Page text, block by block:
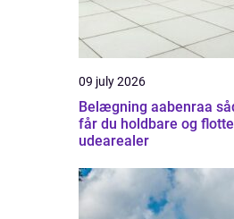
09 july 2026
Belægning aabenraa sådan
får du holdbare og flotte
udearealer